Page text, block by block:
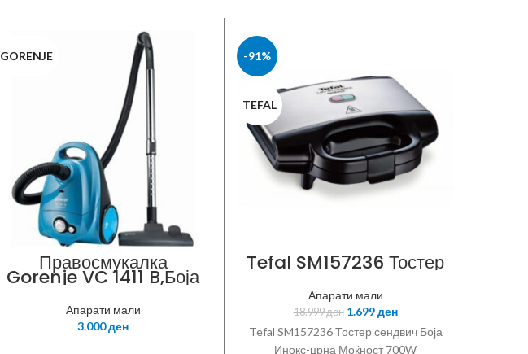
GORENJE
Правосмукалка
Gorenje VC 1411 B,Боја
плава,Моќност: 1400
W,Моќ на всисување:
275 W,Со вреќичка 2
Литри,Материјал на
Апарати мали
3.000ден
-91%
TEFAL
Tefal SM157236 Тостер
Апарати мали
18.999ден 1.699ден
Tefal SM157236 Тостер сендвич Боја
Инокс-црна Моќност 700W